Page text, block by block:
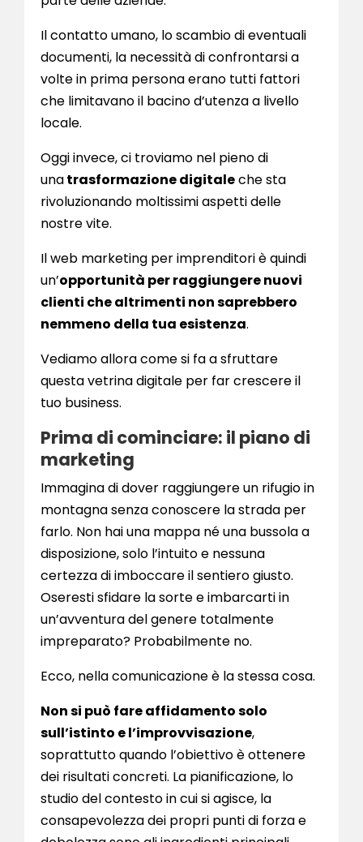
Il contatto umano, lo scambio di eventuali
documenti, la necessità di confrontarsi a
volte in prima persona erano tutti fattori
che limitavano il bacino d’utenza a livello
locale.
Oggi invece, ci troviamo nel pieno di
unatrasformazione digitaleche sta
rivoluzionando moltissimi aspetti delle
nostre vite.
Il web marketing per imprenditori è quindi
un’opportunità per raggiungere nuovi
clienti che altrimenti non saprebbero
nemmeno della tua esistenza.
Vediamo allora come si fa a sfruttare
questa vetrina digitale per far crescere il
tuo business.
Prima di cominciare: il piano di
marketing
Immagina di dover raggiungere un rifugio in
montagna senza conoscere la strada per
farlo. Non hai una mappa né una bussola a
disposizione, solo l’intuito e nessuna
certezza di imboccare il sentiero giusto.
Oseresti sfidare la sorte e imbarcarti in
un’avventura del genere totalmente
impreparato? Probabilmente no.
Ecco, nella comunicazione è la stessa cosa.
Non si può fare affidamento solo
sull’istinto e l’improvvisazione,
soprattutto quando l’obiettivo è ottenere
dei risultati concreti. La pianificazione, lo
studio del contesto in cui si agisce, la
consapevolezza dei propri punti di forza e